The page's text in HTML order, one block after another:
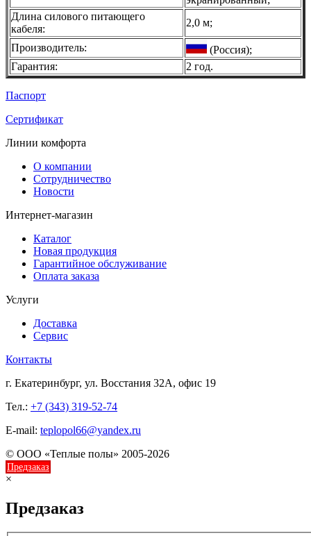
Длина силового питающего
кабеля:
2,0 м;
Производитель:
(Россия);
Гарантия:
2 год.
Паспорт
Сертификат
Линии комфорта
О компании
Сотрудничество
Новости
Интернет-магазин
Каталог
Новая продукция
Гарантийное обслуживание
Оплата заказа
Услуги
Доставка
Сервис
Контакты
г. Екатеринбург, ул. Восстания 32А, офис 19
Тел.: +7 (343) 319-52-74
E-mail: teplopol66@yandex.ru
© ООО «Теплые полы» 2005-2026
Предзаказ
×
Предзаказ